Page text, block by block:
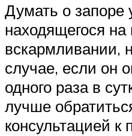
Думать о запоре
находящегося на
вскармливании,
случае, если он
одного раза в
лучше
консультацией к